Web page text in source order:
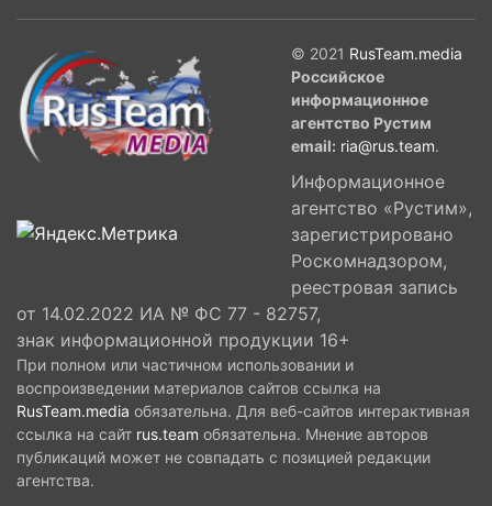
© 2021 RusTeam.media
Российское
информационное
агентство Рустим
email: ria@rus.team.
Информационное
агентство «Рустим»,
зарегистрировано
Роскомнадзором,
реестровая запись
от 14.02.2022 ИА № ФС 77 - 82757,
знак информационной продукции 16+
При полном или частичном использовании и
воспроизведении материалов сайтов ссылка на
RusTeam.media обязательна. Для веб-сайтов интерактивная
ссылка на сайт rus.team обязательна. Мнение авторов
публикаций может не совпадать с позицией редакции
агентства.